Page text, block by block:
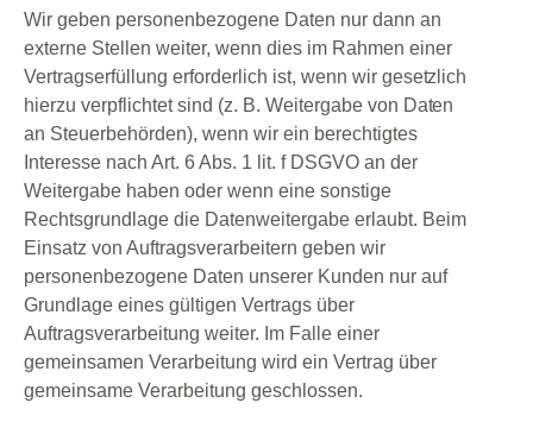
Wir geben personenbezogene Daten nur dann an
externe Stellen weiter, wenn dies im Rahmen einer
Vertragserfüllung erforderlich ist, wenn wir gesetzlich
hierzu verpflichtet sind (z. B. Weitergabe von Daten
an Steuerbehörden), wenn wir ein berechtigtes
Interesse nach Art. 6 Abs. 1 lit. f DSGVO an der
Weitergabe haben oder wenn eine sonstige
Rechtsgrundlage die Datenweitergabe erlaubt. Beim
Einsatz von Auftragsverarbeitern geben wir
personenbezogene Daten unserer Kunden nur auf
Grundlage eines gültigen Vertrags über
Auftragsverarbeitung weiter. Im Falle einer
gemeinsamen Verarbeitung wird ein Vertrag über
gemeinsame Verarbeitung geschlossen.